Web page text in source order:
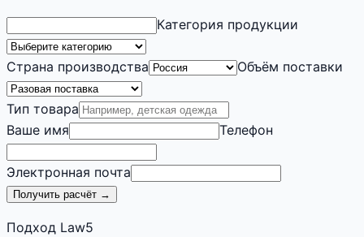
Категория продукции
Страна производства Объём поставки
Тип товара
Ваше имя
Телефон
Электронная почта
Получить расчёт →
Подход Law5